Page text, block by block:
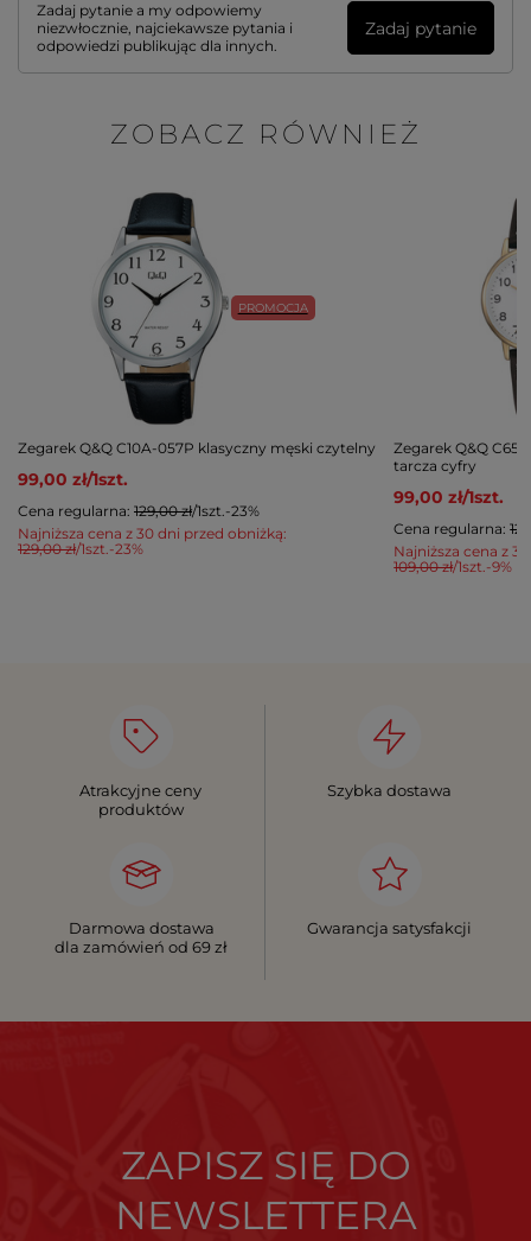
Zadaj pytanie a my odpowiemy
niezwłocznie, najciekawsze pytania i
odpowiedzi publikując dla innych.
Zadaj pytanie
ZOBACZ RÓWNIEŻ
PROMOCJA
Zegarek Q&Q C10A-057P klasyczny męski czytelny
99,00 zł/1szt.
Najniższa cena z 30 dni przed obniżką:
129,00 zł/1szt.-23%
Cena regularna: 129,00 zł/1szt.-23%
Zegarek Q&Q
tarcza cyfry
99,00 zł/1szt.
Najniższa cena z
109,00 zł/1szt.-9%
Cena regularna:
Atrakcyjne ceny
produktów
Szybka dostawa
Darmowa dostawa
dla zamówień od 69 zł
Gwarancja satysfakcji
ZAPISZ SIĘ DO
NEWSLETTERA